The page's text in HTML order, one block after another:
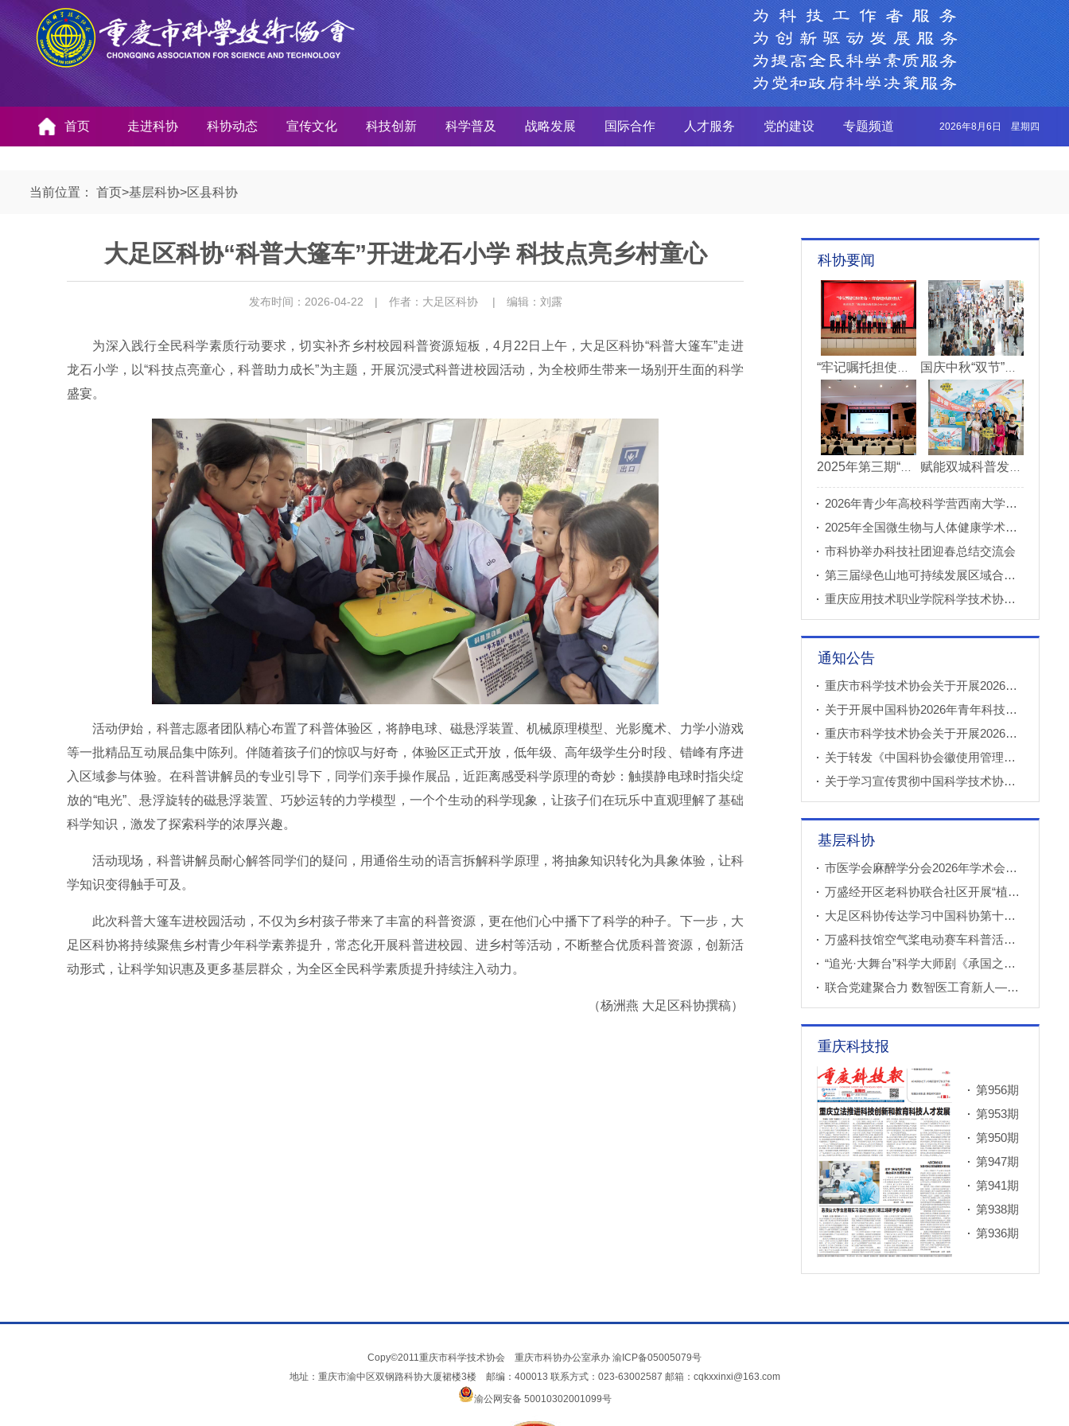
首页 走进科协 科协动态 宣传文化 科技创新 科学普及 战略发展 国际合作 人才服务 党的建设 专题频道 2026年8月6日 星期四
当前位置： 首页>基层科协>区县科协
大足区科协“科普大篷车”开进龙石小学 科技点亮乡村童心
发布时间：2026-04-22 | 作者：大足区科协 | 编辑：刘露
为深入践行全民科学素质行动要求，切实补齐乡村校园科普资源短板，4月22日上午，大足区科协“科普大篷车”走进
龙石小学，以“科技点亮童心，科普助力成长”为主题，开展沉浸式科普进校园活动，为全校师生带来一场别开生面的科学
盛宴。
活动伊始，科普志愿者团队精心布置了科普体验区，将静电球、磁悬浮装置、机械原理模型、光影魔术、力学小游戏
等一批精品互动展品集中陈列。伴随着孩子们的惊叹与好奇，体验区正式开放，低年级、高年级学生分时段、错峰有序进
入区域参与体验。在科普讲解员的专业引导下，同学们亲手操作展品，近距离感受科学原理的奇妙：触摸静电球时指尖绽
放的“电光”、悬浮旋转的磁悬浮装置、巧妙运转的力学模型，一个个生动的科学现象，让孩子们在玩乐中直观理解了基础
科学知识，激发了探索科学的浓厚兴趣。
活动现场，科普讲解员耐心解答同学们的疑问，用通俗生动的语言拆解科学原理，将抽象知识转化为具象体验，让科
学知识变得触手可及。
此次科普大篷车进校园活动，不仅为乡村孩子带来了丰富的科普资源，更在他们心中播下了科学的种子。下一步，大
足区科协将持续聚焦乡村青少年科学素养提升，常态化开展科普进校园、进乡村等活动，不断整合优质科普资源，创新活
动形式，让科学知识惠及更多基层群众，为全区全民科学素质提升持续注入动力。
（杨洲燕 大足区科协撰稿）
科协要闻
2026年青少年高校科学营西南大学分营正式开营
2025年全国微生物与人体健康学术论坛在重庆召开
市科协举办科技社团迎春总结交流会
第三届绿色山地可持续发展区域合作国际论坛成功举办
重庆应用技术职业学院科学技术协会正式成立
通知公告
重庆市科学技术协会关于开展2026年科普创新实验室建设项目申报工作的通知
关于开展中国科协2026年青年科技人才培育工程工程师专项计划推荐工作的通知
重庆市科学技术协会关于开展2026年科技小院申报推荐工作的通知
关于转发《中国科协会徽使用管理规定》的通知
关于学习宣传贯彻中国科学技术协会第十一次全国代表大会精神的通知
基层科协
市医学会麻醉学分会2026年学术会议成功召开
万盛经开区老科协联合社区开展“植物奇妙世界”青少年科普教育课
大足区科协传达学习中国科协第十一次全国代表大会精神
万盛科技馆空气桨电动赛车科普活动进社区
“追光·大舞台”科学大师剧《承国之书》云阳、巫溪巡演成功
联合党建聚合力 数智医工育新人——重庆西部数智医疗研究院开展庆“七一”联合主题党（团）日暨正确政绩观专题学习交流活动
重庆科技报
第956期
第953期
第950期
第947期
第941期
第938期
第936期
Copy©2011重庆市科学技术协会 重庆市科协办公室承办 渝ICP备05005079号
地址：重庆市渝中区双钢路科协大厦裙楼3楼 邮编：400013 联系方式：023-63002587 邮箱：cqkxxinxi@163.com
渝公网安备 50010302001099号